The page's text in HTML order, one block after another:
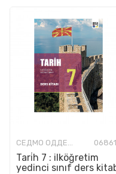
СЕДМО ОДДЕЛЕНИЕ
Tari̇h 7 : ilköğretim
yedinci sınıf ders